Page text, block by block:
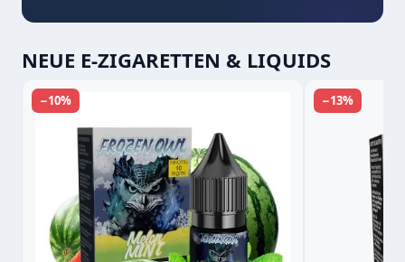
NEUE E-ZIGARETTEN & LIQUIDS
−10% −13%